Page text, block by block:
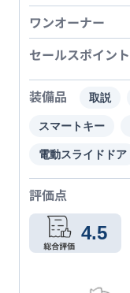
ワンオーナー
セールスポイント
装備品 取説
スマートキー
電動スライドドア
評価点
4.5